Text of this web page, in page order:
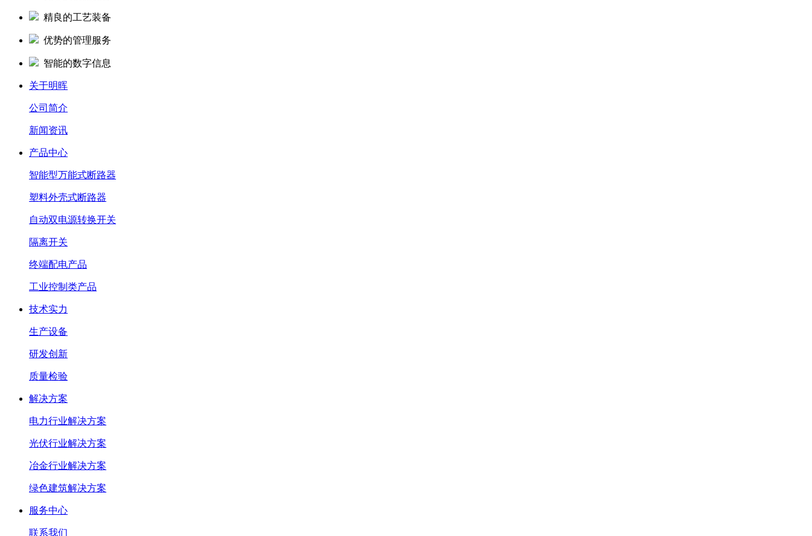
精良的工艺装备
优势的管理服务
智能的数字信息
关于明晖
公司简介
新闻资讯
产品中心
智能型万能式断路器
塑料外壳式断路器
自动双电源转换开关
隔离开关
终端配电产品
工业控制类产品
技术实力
生产设备
研发创新
质量检验
解决方案
电力行业解决方案
光伏行业解决方案
冶金行业解决方案
绿色建筑解决方案
服务中心
联系我们